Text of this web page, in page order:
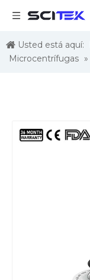
Usted está aquí:
Microcentrífugas »